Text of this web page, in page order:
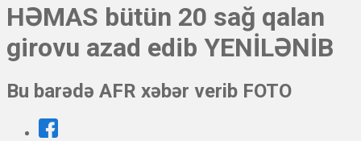
HƏMAS bütün 20 sağ qalan
girovu azad edib YENİLƏNİB
Bu barədə AFR xəbər verib FOTO